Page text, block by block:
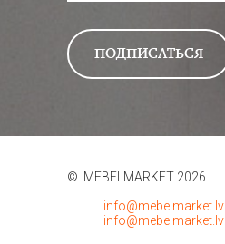
© MEBELMARKET 2026
info@mebelmarket.lv
info@mebelmarket.lv